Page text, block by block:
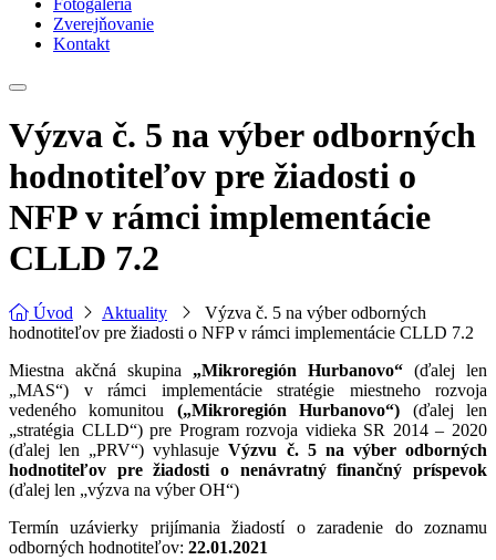
Fotogaléria
Zverejňovanie
Kontakt
Výzva č. 5 na výber odborných
hodnotiteľov pre žiadosti o
NFP v rámci implementácie
CLLD 7.2
Úvod Aktuality
Výzva č. 5 na výber odborných
hodnotiteľov pre žiadosti o NFP v rámci implementácie CLLD 7.2
Miestna akčná skupina „Mikroregión Hurbanovo“ (ďalej len
„MAS“) v rámci implementácie stratégie miestneho rozvoja
vedeného komunitou („Mikroregión Hurbanovo“) (ďalej len
„stratégia CLLD“) pre Program rozvoja vidieka SR 2014 – 2020
(ďalej len „PRV“) vyhlasujeVýzvu č. 5 na výber odborných
hodnotiteľov pre žiadosti o nenávratný finančný príspevok
(ďalej len „výzva na výber OH“)
Termín uzávierky prijímania žiadostí o zaradenie do zoznamu
odborných hodnotiteľov: 22.01.2021